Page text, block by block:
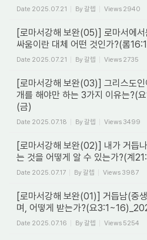
Date 2025.07.21 By갈렙 Views 2940
[로마서강해 보완(05)] 로마서에서
싸움이란 대체 어떤 것인가?(롬
Date 2025.07.21 By갈렙 Views 2735
[로마서강해 보완(03)] 그리스도인
개를 해야만 하는 3가지 이유는
(금)
Date 2025.07.18 By갈렙 Views 3499
[로마서강해 보완(02)] 내가 거듭
는 것을 어떻게 알 수 있는가?(계
Date 2025.07.17 By갈렙 Views 3987
[로마서강해 보완(01)] 거듭남(중
며, 어떻게 받는가?(요
Date 2025.07.16 By갈렙 Views 5254